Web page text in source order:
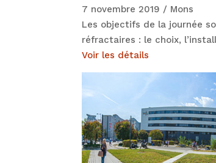
7 novembre 2019 / Mons
Les objectifs de la journée
réfractaires : le choix,
Voir les détails